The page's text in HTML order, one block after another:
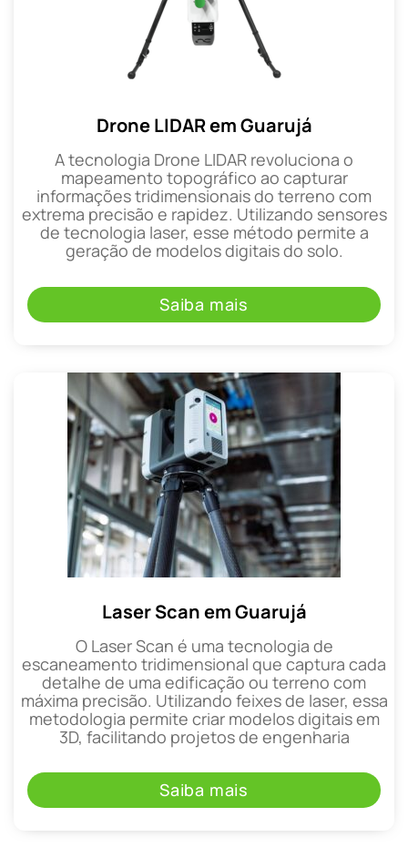
Drone LIDAR em Guarujá
A tecnologia Drone LIDAR revoluciona o
mapeamento topográfico ao capturar
informações tridimensionais do terreno com
extrema precisão e rapidez. Utilizando sensores
de tecnologia laser, esse método permite a
geração de modelos digitais do solo.
Saiba mais
Laser Scan em Guarujá
O Laser Scan é uma tecnologia de
escaneamento tridimensional que captura cada
detalhe de uma edificação ou terreno com
máxima precisão. Utilizando feixes de laser, essa
metodologia permite criar modelos digitais em
3D, facilitando projetos de engenharia
Saiba mais